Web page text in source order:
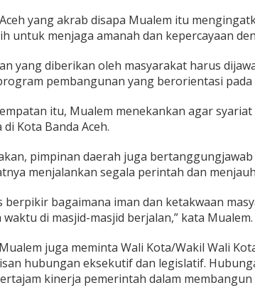
yang akrab disapa Mualem itu
untuk menjaga amanah dan kepercayaan
yang diberikan oleh masyarakat harus
pembangunan yang berorientasi
itu, Mualem menekankan agar
Kota Banda Aceh.
pimpinan daerah juga bertanggungjawab
menjalankan segala perintah dan
berpikir bagaimana iman dan ketakwaan
di masjid-masjid berjalan,” kata Mualem.
juga meminta Wali Kota/Wakil Wali
hubungan eksekutif dan legislatif.
kinerja pemerintah dalam membangun